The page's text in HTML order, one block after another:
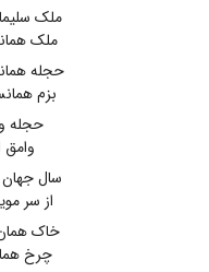
ملک
ملک
حجله
بزم
حجله
وامق
سال
از سر
خاک
چرخ